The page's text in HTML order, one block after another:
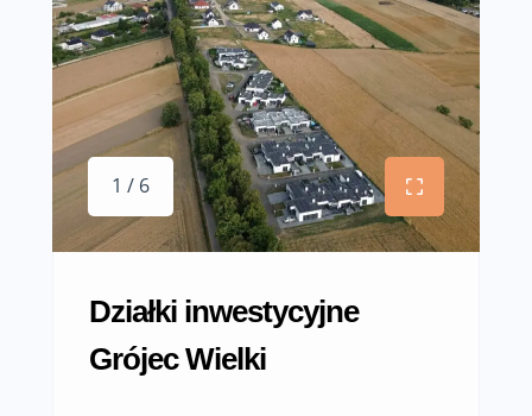
1 / 6
Działki inwestycyjne
Grójec Wielki